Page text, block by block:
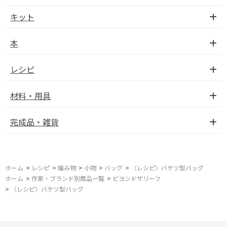
キット
本
レシピ
材料・用具
完成品・雑貨
ホーム > レシピ > 編み物 > 小物 > バッグ >
〈レシピ〉バケツ型バッグ
ホーム > 作家・ブランド別商品一覧 > ビヨンドザリーフ
>
〈レシピ〉バケツ型バッグ